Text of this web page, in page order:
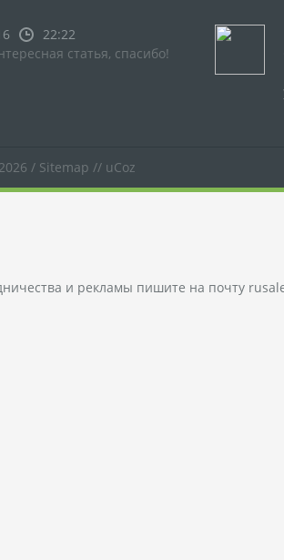
22:22
статья, спасибо!
/ Sitemap // uCoz
и рекламы пишите на почту